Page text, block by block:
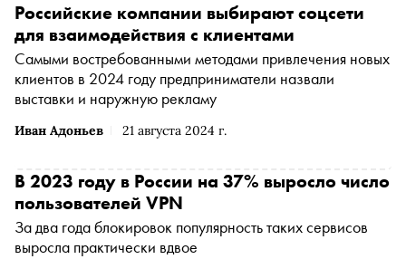
Иван Адоньев 21 августа 2024 г.
Российские компании выбирают соцсети
для взаимодействия с клиентами
Самыми востребованными методами привлечения новых
клиентов в 2024 году предприниматели назвали
выставки и наружную рекламу
В 2023 году в России на 37% выросло число
пользователей VPN
За два года блокировок популярность таких сервисов
выросла практически вдвое